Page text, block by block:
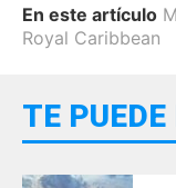
En este artículo
Royal Caribbean
TE